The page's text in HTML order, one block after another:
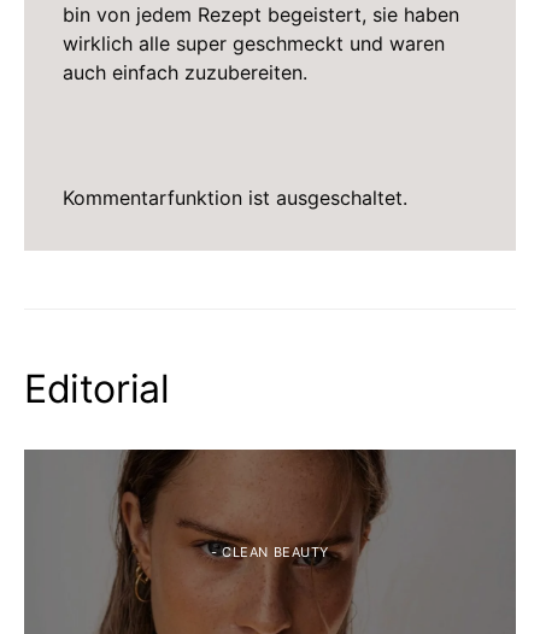
bin von jedem Rezept begeistert, sie haben
wirklich alle super geschmeckt und waren
auch einfach zuzubereiten.
Kommentarfunktion ist ausgeschaltet.
Editorial
- CLEAN BEAUTY